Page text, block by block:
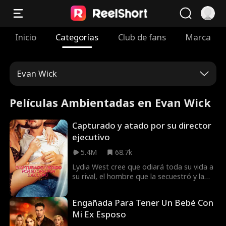
Inicio Categorías Club de fans Marca
Evan Wick
Películas Ambientadas en Evan Wick
Capturado y atado por su director
ejecutivo
5.4M
68.7k
Lydia West cree que odiará toda su vida a
su rival, el hombre que la secuestró y la
verdaderas razones de sus actos, Lydia se
ve forzada a cuestionar todo y a todos los
Engañada Para Tener Un Bebé Con
Mi Ex Esposo